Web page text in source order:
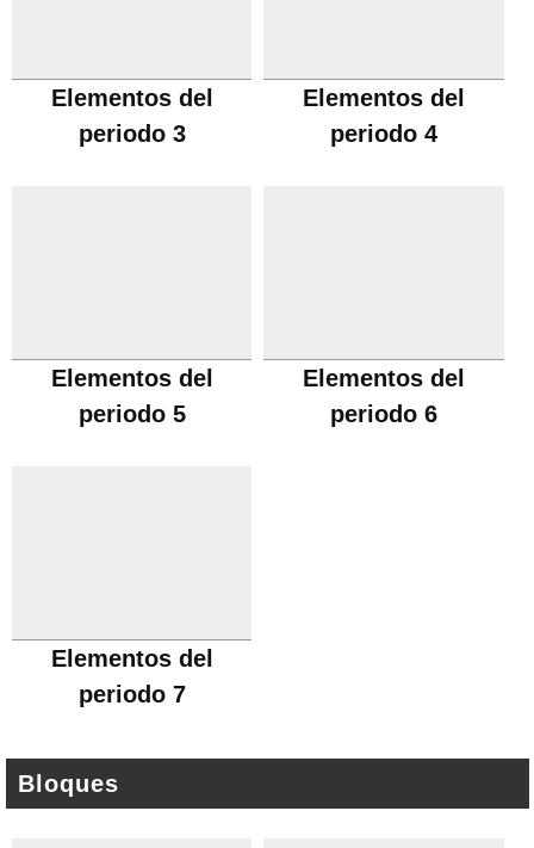
Elementos del
periodo 3
Elementos del
periodo 4
Elementos del
periodo 5
Elementos del
periodo 6
Elementos del
periodo 7
Bloques